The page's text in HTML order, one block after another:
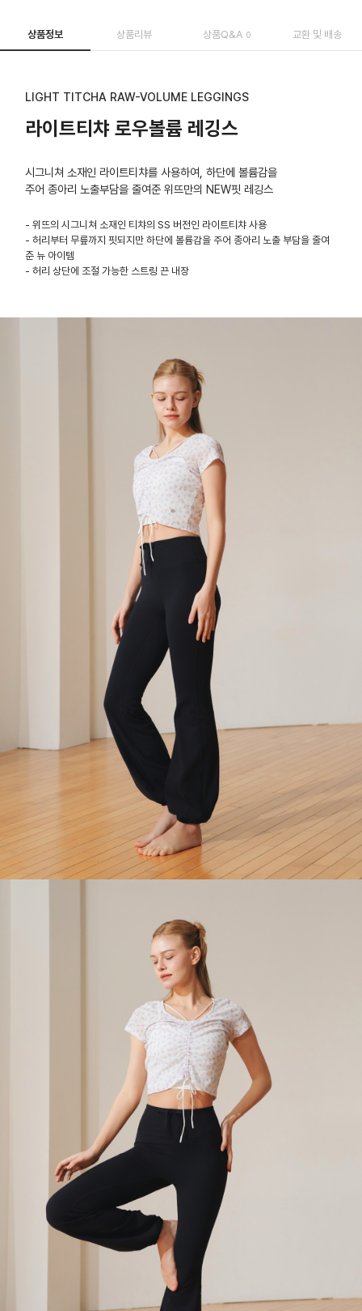
상품정보 상품리뷰 상품Q&A 0 교환 및 배송
LIGHT TITCHA RAW-VOLUME LEGGINGS
라이트티챠 로우볼륨 레깅스
시그니쳐 소재인 라이트티챠를 사용하여, 하단에 볼륨감을
주어 종아리 노출부담을 줄여준 위뜨만의 NEW핏 레깅스
- 위뜨의 시그니쳐 소재인 티챠의 SS 버전인 라이트티챠 사용
- 허리부터 무릎까지 핏되지만 하단에 볼륨감을 주어 종아리 노출 부담을 줄여
준 뉴 아이템
- 허리 상단에 조절 가능한 스트링 끈 내장